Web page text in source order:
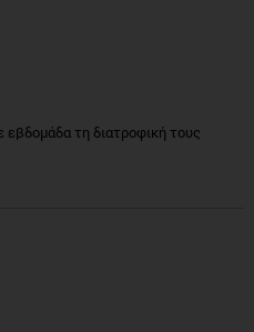
εβδομάδα τη διατροφική τους